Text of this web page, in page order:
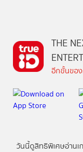
THE
อีกขั้นขอ
วันนี้ดูสิทธิพิเศษอ่าน